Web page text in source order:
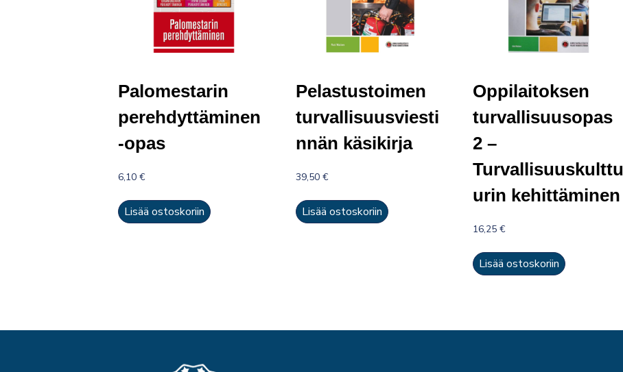
Palomestarin
perehdyttäminen
-opas
6,10 €
Lisää ostoskoriin
Pelastustoimen
turvallisuusviesti
nnän käsikirja
39,50 €
Lisää ostoskoriin
Oppilaitoksen
turvallisuusopas
2 –
Turvallisuuskulttu
urin kehittäminen
16,25 €
Lisää ostoskoriin